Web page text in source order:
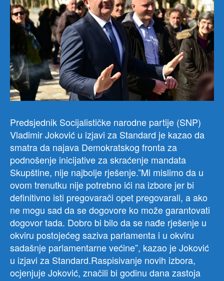
Predsjednik Socijalističke narodne partije (SNP)
Vladimir Joković u izjavi za Standard je kazao da
smatra da najava Demokratskog fronta za
podnošenje inicijative za skraćenje mandata
Skupštine, nije najbolje rješenje.”Mi mislimo da u
ovom trenutku nije potrebno ići na izbore jer bi
definitivno isti pregovarači opet pregovarali, a ako
ne mogu sad da se dogovore ko može garantovati
dogovor tada. Dobro bi bilo da se nađe rješenje u
okviru postojećeg saziva parlamenta i u okviru
sadašnje parlamentarne većine”, kazao je Joković
u izjavi za Standard.Raspisivanje novih izbora,
ocjenjuje Joković, značili bi godinu dana zastoja